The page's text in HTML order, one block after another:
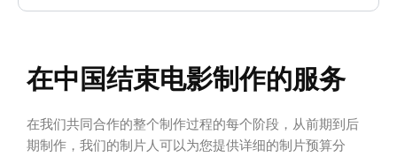
在中国结束电影制作的服务
在我们共同合作的整个制作过程的每个阶段，从前期到后
期制作，我们的制片人可以为您提供详细的制片预算分